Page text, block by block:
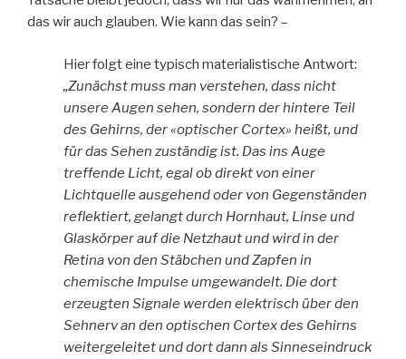
das wir auch glauben. Wie kann das sein? –
Hier folgt eine typisch materialistische Antwort:
„Zunächst muss man verstehen, dass nicht
unsere Augen sehen, sondern der hintere Teil
des Gehirns, der «optischer Cortex» heißt, und
für das Sehen zuständig ist. Das ins Auge
treffende Licht, egal ob direkt von einer
Lichtquelle ausgehend oder von Gegenständen
reflektiert, gelangt durch Hornhaut, Linse und
Glaskörper auf die Netzhaut und wird in der
Retina von den Stäbchen und Zapfen in
chemische Impulse umgewandelt. Die dort
erzeugten Signale werden elektrisch über den
Sehnerv an den optischen Cortex des Gehirns
weitergeleitet und dort dann als Sinneseindruck